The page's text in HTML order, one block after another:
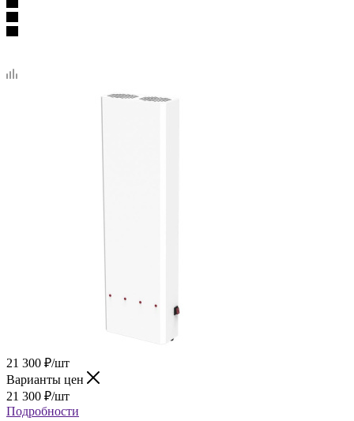
21 300 ₽/шт
Варианты цен
21 300 ₽/шт
Подробности